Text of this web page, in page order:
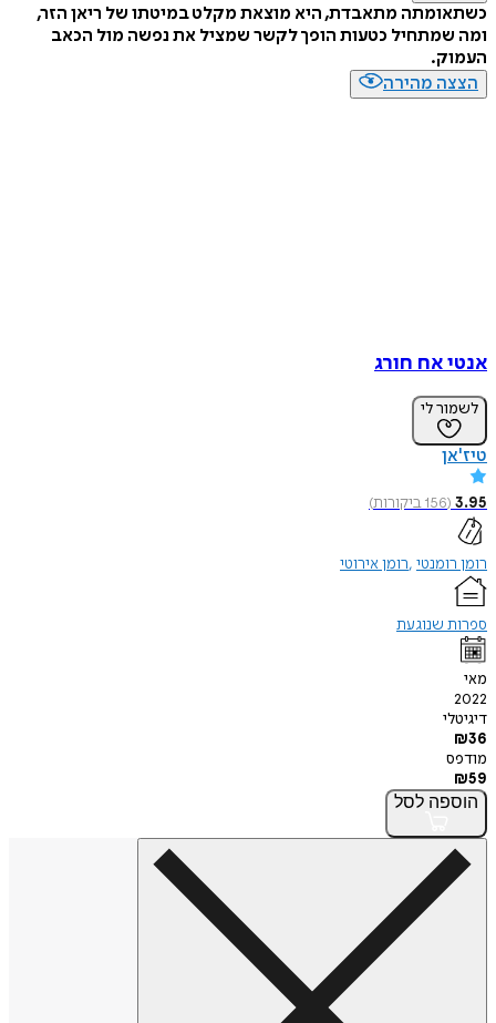
כשתאומתה מתאבדת, היא מוצאת מקלט במיטתו של ריאן הזר,
ומה שמתחיל כטעות הופך לקשר שמציל את נפשה מול הכאב
העמוק.
הצצה מהירה
אנטי אח חורג
לשמור לי
טיז'אן
3.95
(
156ביקורות)
רומן רומנטי רומן אירוטי
ספרות שנוגעת
מאי
2022
דיגיטלי
₪36
מודפס
₪59
הוספה לסל